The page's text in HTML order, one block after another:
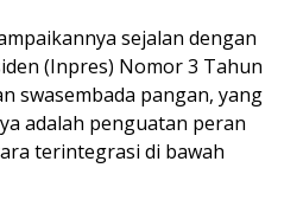
sejalan dengan
(Inpres) Nomor 3 Tahun
swasembada pangan, yang
adalah penguatan peran
terintegrasi di bawah